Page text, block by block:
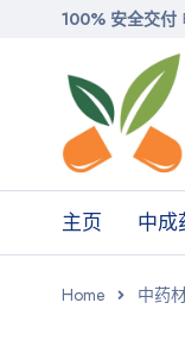
100% 安全交付
主页 中成
Home 中药